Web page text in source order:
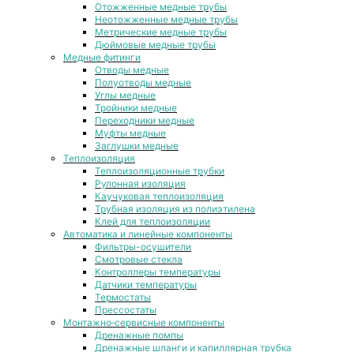
Отожженные медные трубы
Неотожженные медные трубы
Метрические медные трубы
Дюймовые медные трубы
Медные фитинги
Отводы медные
Полуотводы медные
Углы медные
Тройники медные
Переходники медные
Муфты медные
Заглушки медные
Теплоизоляция
Теплоизоляционные трубки
Рулонная изоляция
Каучуковая теплоизоляция
Трубная изоляция из полиэтилена
Клей для теплоизоляции
Автоматика и линейные компоненты
Фильтры-осушители
Смотровые стекла
Контроллеры температуры
Датчики температуры
Термостаты
Прессостаты
Монтажно‑сервисные компоненты
Дренажные помпы
Дренажные шланги и капиллярная трубка